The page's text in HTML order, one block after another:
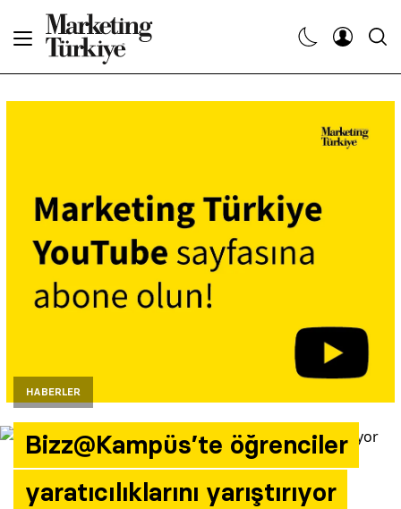
HABERLER
Bizz@Kampüs’te öğrenciler
yaratıcılıklarını yarıştırıyor
Dergiler
Etkinlikler
Yazarlar
Araştırma